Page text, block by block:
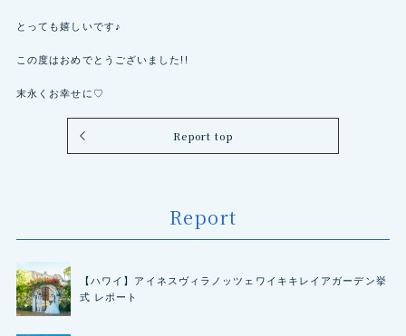
とっても嬉しいです♪
この度はおめでとうございました!!
末永くお幸せに♡
Report top
Report
【ハワイ】アイネスヴィラノッツェワイキキレイアガーデン挙
式 レポート